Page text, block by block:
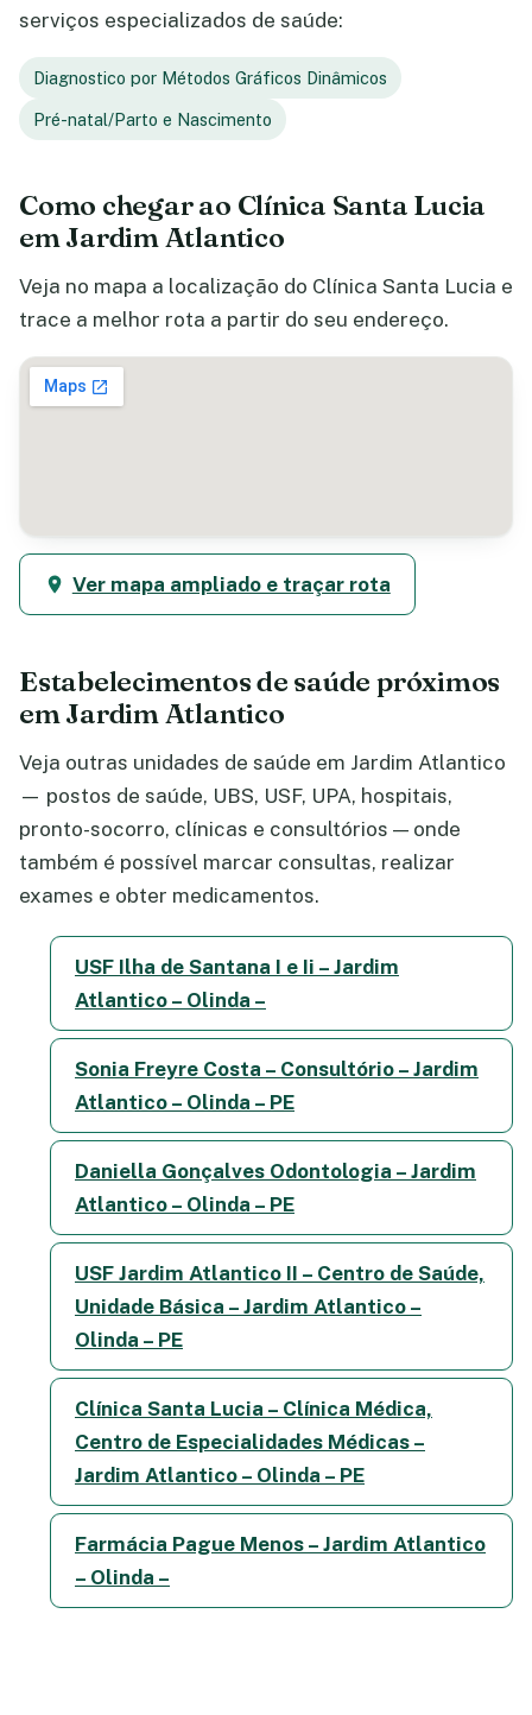
serviços especializados de saúde:
Diagnostico por Métodos Gráficos Dinâmicos
Pré-natal/Parto e Nascimento
Como chegar ao Clínica Santa Lucia
em Jardim Atlantico
Veja no mapa a localização do Clínica Santa Lucia e
trace a melhor rota a partir do seu endereço.
Ver mapa ampliado e traçar rota
Estabelecimentos de saúde próximos
em Jardim Atlantico
Veja outras unidades de saúde em Jardim Atlantico
— postos de saúde, UBS, USF, UPA, hospitais,
pronto-socorro, clínicas e consultórios — onde
também é possível marcar consultas, realizar
exames e obter medicamentos.
USF Ilha de Santana I e Ii – Jardim
Atlantico – Olinda –
Sonia Freyre Costa – Consultório – Jardim
Atlantico – Olinda – PE
Daniella Gonçalves Odontologia – Jardim
Atlantico – Olinda – PE
USF Jardim Atlantico II – Centro de Saúde,
Unidade Básica – Jardim Atlantico –
Olinda – PE
Clínica Santa Lucia – Clínica Médica,
Centro de Especialidades Médicas –
Jardim Atlantico – Olinda – PE
Farmácia Pague Menos – Jardim Atlantico
– Olinda –